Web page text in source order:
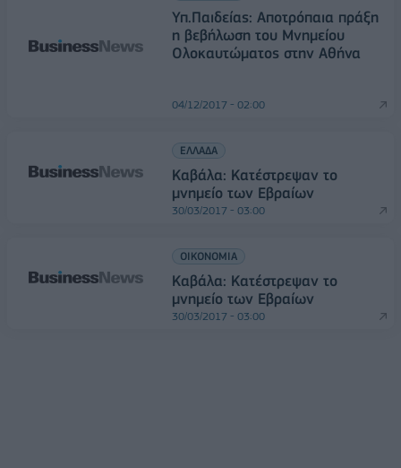
Υπ.Παιδείας: Αποτρόπαια πράξη
η βεβήλωση του Μνημείου
Ολοκαυτώματος στην Αθήνα
04/12/2017 - 02:00
ΕΛΛΑΔΑ
Καβάλα: Κατέστρεψαν το
μνημείο των Εβραίων
30/03/2017 - 03:00
ΟΙΚΟΝΟΜΙΑ
Καβάλα: Κατέστρεψαν το
μνημείο των Εβραίων
30/03/2017 - 03:00